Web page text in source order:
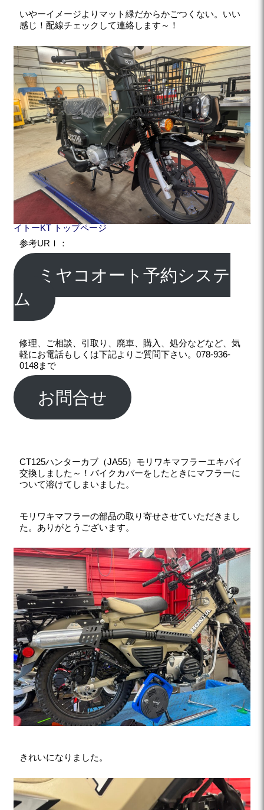
いやーイメージよりマット緑だからかごつくない。いい
感じ！配線チェックして連絡します～！
イトーKT トップページ
参考URｌ：
ミヤコオート予約システ
ム
修理、ご相談、引取り、廃車、購入、処分などなど、気
軽にお電話もしくは下記よりご質問下さい。078-936-
0148まで
お問合せ
CT125ハンターカブ（JA55）モリワキマフラーエキパイ
交換しました～！バイクカバーをしたときにマフラーに
ついて溶けてしまいました。
モリワキマフラーの部品の取り寄せさせていただきまし
た。ありがとうございます。
きれいになりました。